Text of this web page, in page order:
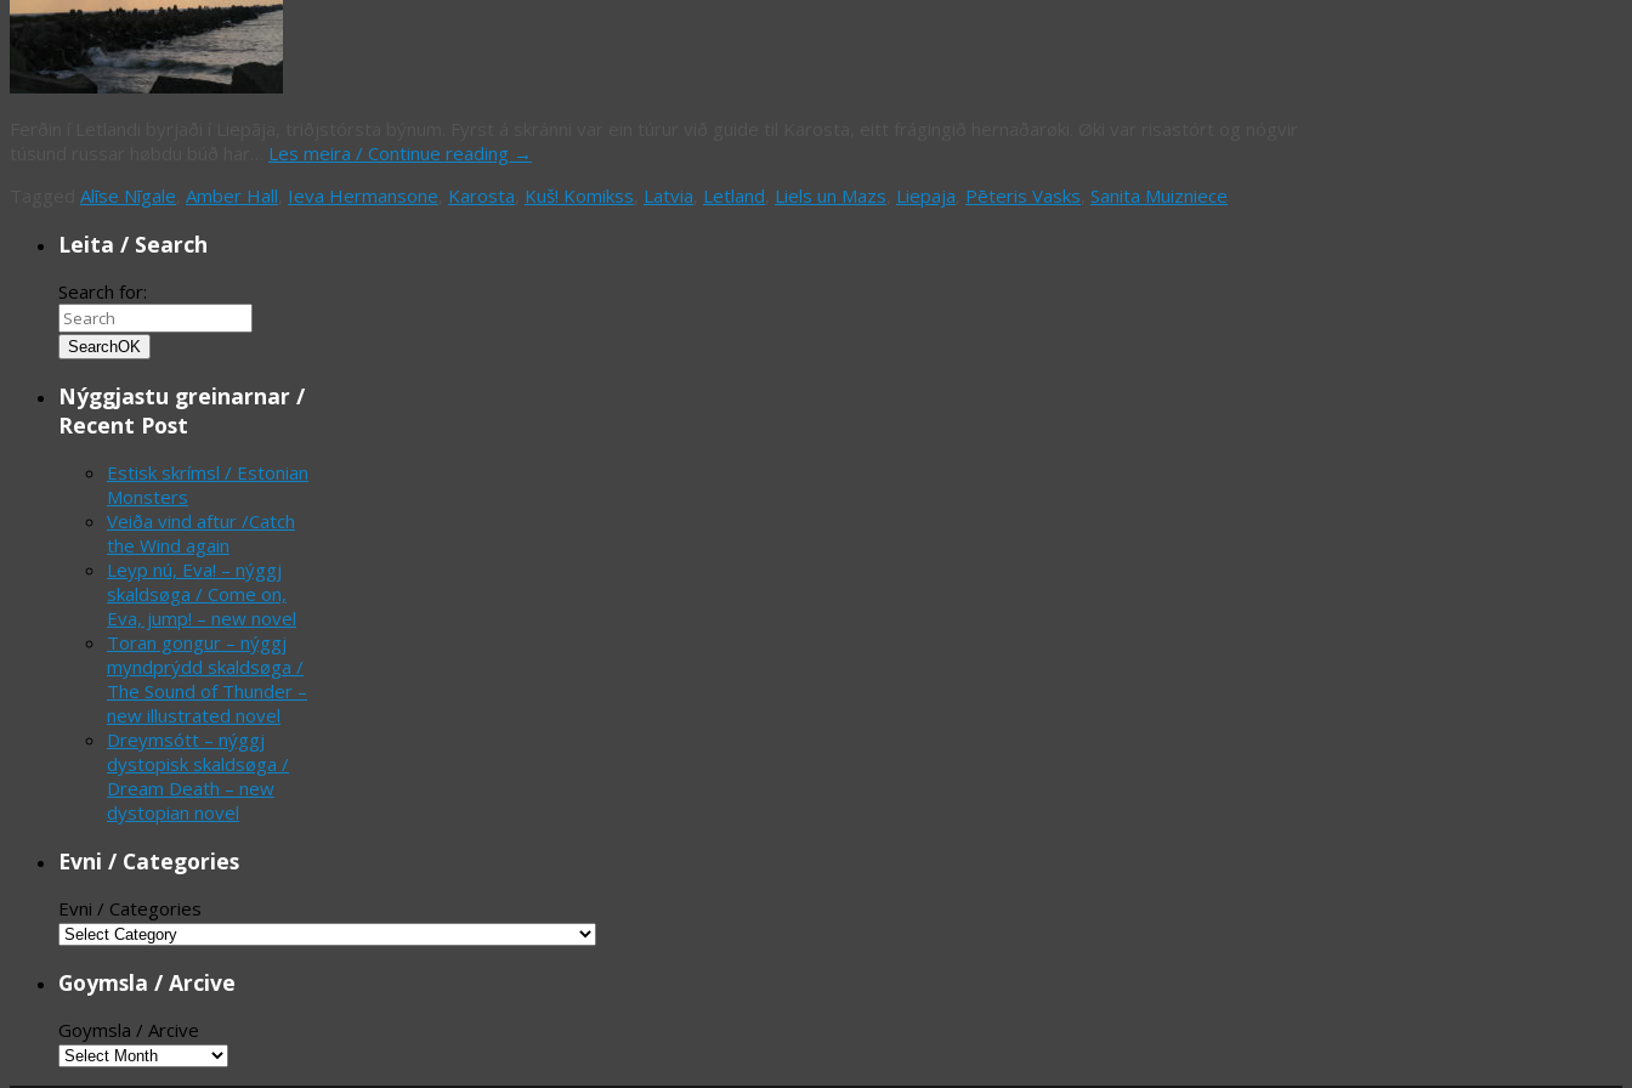
Les meira / Continue reading →
Alīse Nīgale Amber Hall Ieva Hermansone Karosta Kuš! Komikss Latvia Letland Liels un Mazs Liepaja Pēteris Vasks Sanita Muizniece
Leita / Search
Search for:
SearchOK
Nýggjastu greinarnar /
Recent Post
Estisk skrímsl / Estonian
Monsters
Veiða vind aftur /Catch
the Wind again
Leyp nú, Eva! – nýggj
skaldsøga / Come on,
Eva, jump! – new novel
Toran gongur – nýggj
myndprýdd skaldsøga /
The Sound of Thunder –
new illustrated novel
Dreymsótt – nýggj
dystopisk skaldsøga /
Dream Death – new
dystopian novel
Evni / Categories
Evni / Categories
Goymsla / Arcive
Goymsla / Arcive